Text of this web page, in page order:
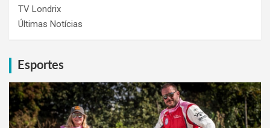
TV Londrix
Últimas Notícias
Esportes